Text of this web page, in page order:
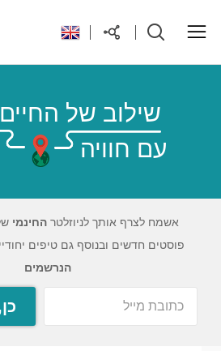
יעדים בעולם
טיפים והנחות לטיול
אודות
שילוב של
עם חוויה
אשמח לצרף אותך לניוזלטר החינמי
פוסטים חדשים ובנוסף גם טיפים
הנרשמים